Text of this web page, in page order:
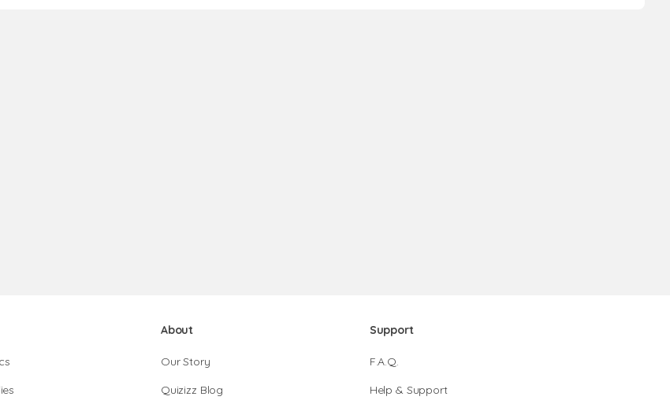
About
Our Story
Quizizz Blog
Support
F.A.Q.
Help & Support